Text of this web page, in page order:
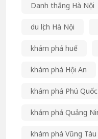
Danh thắng Hà Nội
du lịch Hà Nội
khám phá huế
khám phá Hội An
khám phá Phú Quốc
khám phá Quảng
khám phá Vũng Tàu